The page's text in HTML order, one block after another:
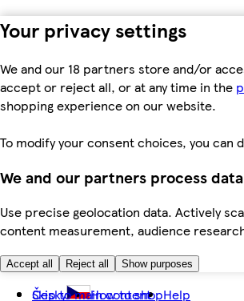
Your privacy settings
We and our 18 partners store and/or
accept or reject all, or at any time in the
shopping experience on our website.
To modify your consent choices, you can
We and our partners process
Use precise geolocation data. Actively
content measurement, audience
Accept all Reject all Show purposes
Skip to main content
Česky How to shopHelp